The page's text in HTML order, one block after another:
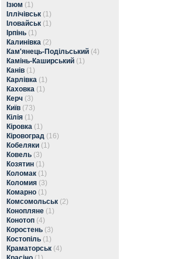
Ізюм (1)
Іллічівськ (1)
Іловайськ (1)
Ірпінь (1)
Калинівка (2)
Кам'янець-Подільський (4)
Камінь-Каширський (1)
Канів (1)
Карлівка (1)
Каховка (1)
Керч (3)
Київ (73)
Кілія (1)
Кіровка (1)
Кіровоград (16)
Кобеляки (1)
Ковель (3)
Козятин (1)
Коломак (1)
Коломия (3)
Комарно (1)
Комсомольськ (2)
Конопляне (1)
Конотоп (4)
Коростень (3)
Костопіль (1)
Краматорськ (4)